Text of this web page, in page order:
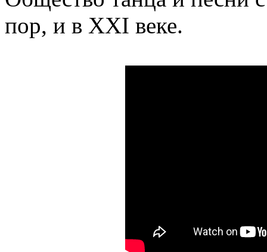
пор, и в XXI веке.